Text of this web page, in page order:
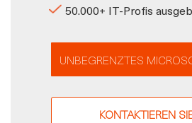
50.000+ IT-Profis
UNBEGRENZTES
KONTAKTIEREN